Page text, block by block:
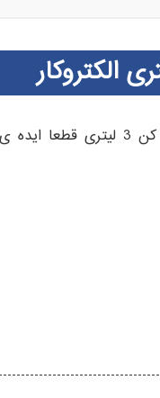
برای تولید سوسیس خانگی و دست ساز استفاده